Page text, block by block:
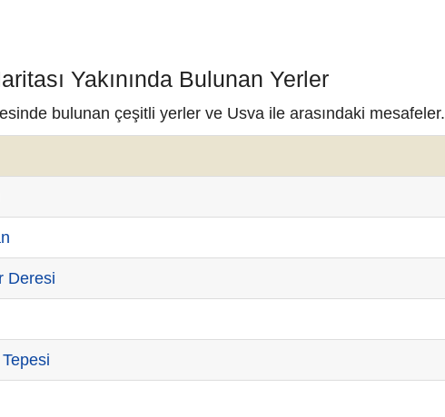
Yakınında Bulunan Yerler
bulunan çeşitli yerler ve Usva ile arasındaki mesafeler.
Deresi